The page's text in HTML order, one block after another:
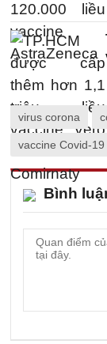
virus corona
vaccine Covid-19
Bình